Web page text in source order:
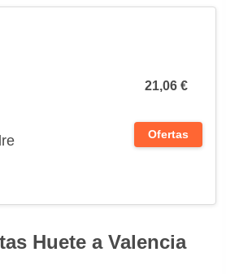
21,06 €
Ofertas
Huete a Valencia